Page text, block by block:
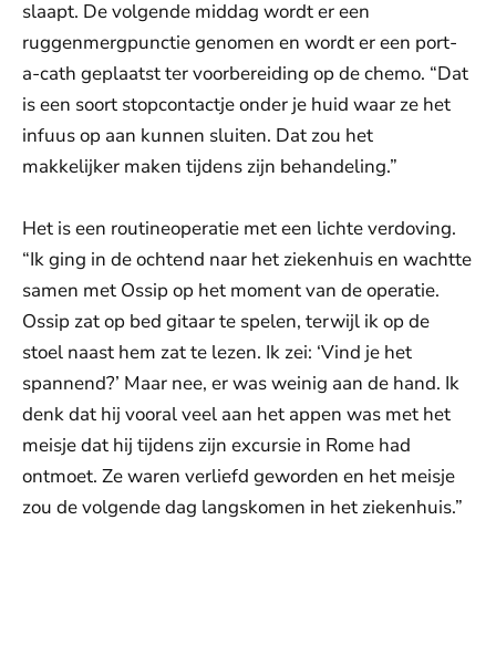
slaapt. De volgende middag wordt er een
ruggenmergpunctie genomen en wordt er een port-
a-cath geplaatst ter voorbereiding op de chemo. “Dat
is een soort stopcontactje onder je huid waar ze het
infuus op aan kunnen sluiten. Dat zou het
makkelijker maken tijdens zijn behandeling.”
Het is een routineoperatie met een lichte verdoving.
“Ik ging in de ochtend naar het ziekenhuis en wachtte
samen met Ossip op het moment van de operatie.
Ossip zat op bed gitaar te spelen, terwijl ik op de
stoel naast hem zat te lezen. Ik zei: ‘Vind je het
spannend?’ Maar nee, er was weinig aan de hand. Ik
denk dat hij vooral veel aan het appen was met het
meisje dat hij tijdens zijn excursie in Rome had
ontmoet. Ze waren verliefd geworden en het meisje
zou de volgende dag langskomen in het ziekenhuis.”